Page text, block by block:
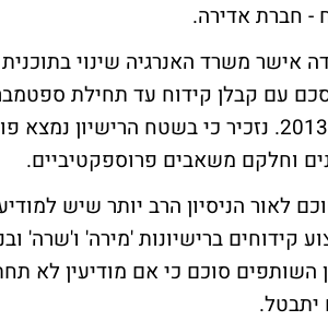
- חברת אדירה.
אישר משרד האנרגיה שינוי
וחלקם משאבים פרוספקטיביים.
לאור הניסיון הרב יותר שיש
קידוחים ברישיונות 'מירה' ו'שרה'
השותפים סוכם כי אם מודיעין
יתבטל.